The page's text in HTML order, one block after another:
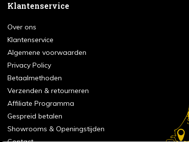
Klantenservice
Over ons
Klantenservice
Algemene voorwaarden
Privacy Policy
Betaalmethoden
Verzenden & retourneren
Affiliate Programma
Gespreid betalen
Showrooms & Openingstijden